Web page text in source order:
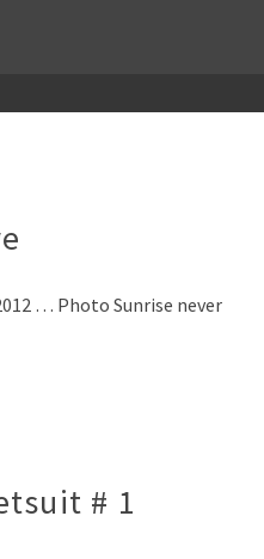
… Photo Sunrise never
# 1